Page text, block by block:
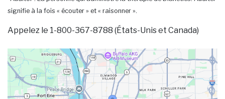
signifie à la fois « écouter » et « raisonner ».
Appelez le 1-800-367-8788 (États-Unis et Canada)